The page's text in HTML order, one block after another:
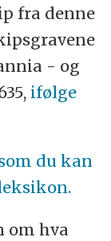
fra denne
- og
ifølge
du kan
om hva